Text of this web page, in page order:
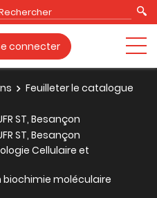
connecter
Feuilleter le catalogue
ST, Besançon
ST, Besançon
Cellulaire et
moléculaire